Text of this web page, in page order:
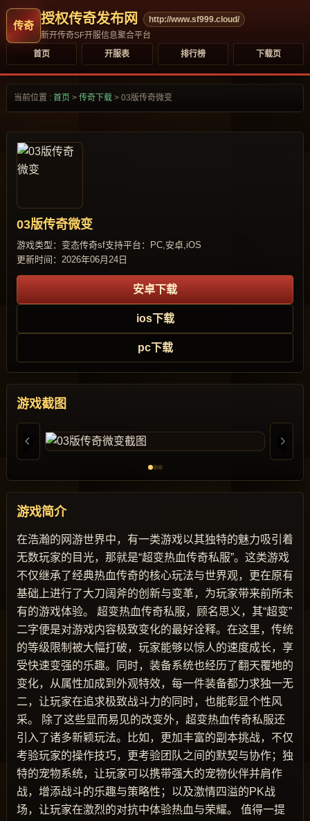
授权传奇发布网
http://www.sf999.cloud/
新开传奇SF开服信息聚合平台
首页
开服表 排行榜 下载页
当前位置 : 首页 > 传奇下载 > 03版传奇微变
03版传奇微变
游戏类型：变态传奇sf支持平台：PC,安卓,iOS
更新时间：2026年06月24日
安卓下载
ios下载
pc下载
游戏截图
游戏简介
在浩瀚的网游世界中，有一类游戏以其独特的魅力吸引着
无数玩家的目光，那就是“超变热血传奇私服”。这类游戏
不仅继承了经典热血传奇的核心玩法与世界观，更在原有
基础上进行了大刀阔斧的创新与变革，为玩家带来前所未
有的游戏体验。 超变热血传奇私服，顾名思义，其“超变”
二字便是对游戏内容极致变化的最好诠释。在这里，传统
的等级限制被大幅打破，玩家能够以惊人的速度成长，享
受快速变强的乐趣。同时，装备系统也经历了翻天覆地的
变化，从属性加成到外观特效，每一件装备都力求独一无
二，让玩家在追求极致战斗力的同时，也能彰显个性风
采。 除了这些显而易见的改变外，超变热血传奇私服还
引入了诸多新颖玩法。比如，更加丰富的副本挑战，不仅
考验玩家的操作技巧，更考验团队之间的默契与协作；独
特的宠物系统，让玩家可以携带强大的宠物伙伴并肩作
战，增添战斗的乐趣与策略性；以及激情四溢的PK战
场，让玩家在激烈的对抗中体验热血与荣耀。 值得一提